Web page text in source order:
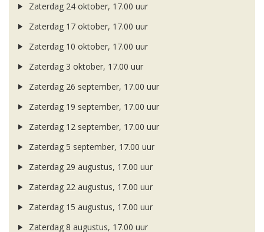
Zaterdag 24 oktober, 17.00 uur
Zaterdag 17 oktober, 17.00 uur
Zaterdag 10 oktober, 17.00 uur
Zaterdag 3 oktober, 17.00 uur
Zaterdag 26 september, 17.00 uur
Zaterdag 19 september, 17.00 uur
Zaterdag 12 september, 17.00 uur
Zaterdag 5 september, 17.00 uur
Zaterdag 29 augustus, 17.00 uur
Zaterdag 22 augustus, 17.00 uur
Zaterdag 15 augustus, 17.00 uur
Zaterdag 8 augustus, 17.00 uur